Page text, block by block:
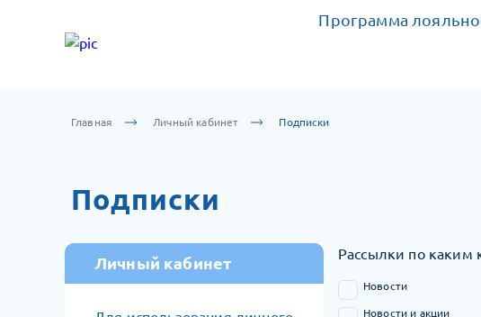
Программа
Главная Личный кабинет Подписки
Подписки
Личный кабинет Рассылки по каким
Новости
Новости и акции